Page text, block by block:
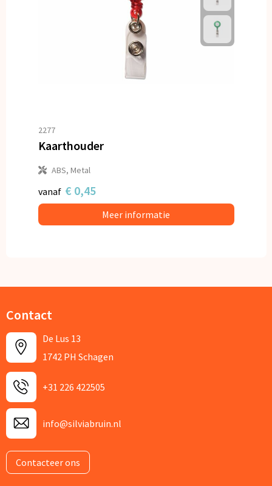
2277
Kaarthouder
ABS, Metal
vanaf € 0,45
Meer informatie
Contact
De Lus 13
1742 PH Schagen
+31 226 422505
info@silviabruin.nl
Contacteer ons